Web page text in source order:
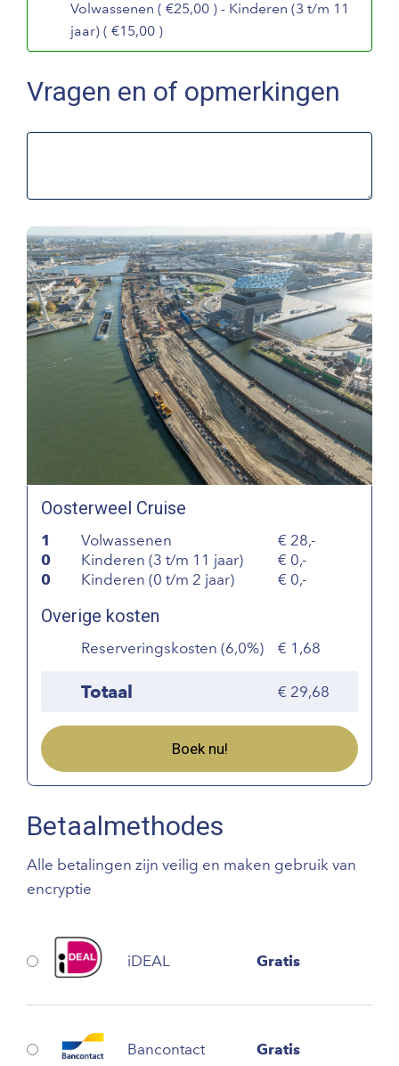
Volwassenen ( €25,00 ) - Kinderen (3 t/m 11
jaar) ( €15,00 )
Vragen en of opmerkingen
Oosterweel Cruise
1 Volwassenen
28,-
0
Kinderen (3 t/m 11 jaar)
0,-
0
Kinderen (0 t/m 2 jaar) 0,-
Overige kosten
Reserveringskosten (6,0%) 1,68
Totaal 29,68
Boek nu!
Betaalmethodes
Alle betalingen zijn veilig en maken gebruik van
encryptie
iDEAL Gratis
Bancontact Gratis